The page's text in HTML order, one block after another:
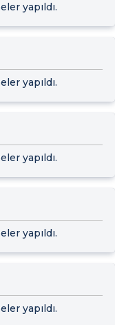
yapıldı.
yapıldı.
yapıldı.
yapıldı.
yapıldı.